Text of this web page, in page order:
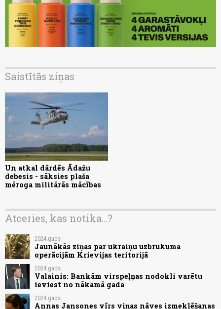
Saistītās ziņas
Un atkal dārdēs Ādažu
debesis - sāksies plaša
mēroga militārās mācības
Atceries, kas notika...?
2024.gads
Jaunākās ziņas par ukraiņu uzbrukuma
operācijām Krievijas teritorijā
2024.gads
Valainis: Bankām virspeļņas nodokli varētu
ieviest no nākamā gada
2024.gads
Annas Jansones vīrs viņas nāves izmeklēšanas